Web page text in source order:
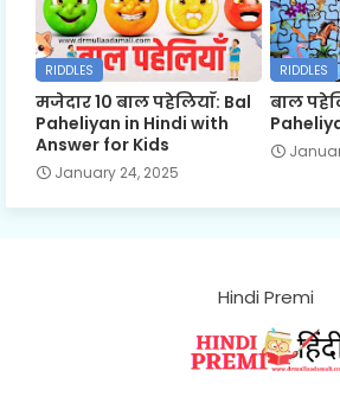
RIDDLES
मजेदार 10 बाल पहेलियाँ: Bal
Paheliyan in Hindi with
Answer for Kids
January 24, 2025
RIDDLES
बाल
Hindi Premi